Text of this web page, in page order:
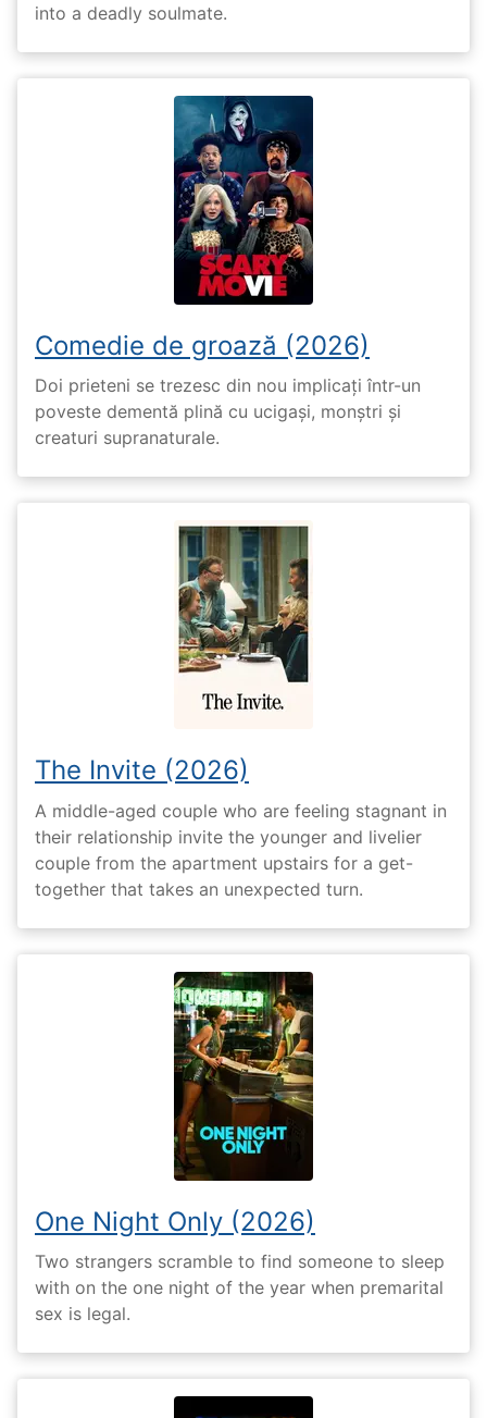
into a deadly soulmate.
Comedie de groază (2026)
Doi prieteni se trezesc din nou implicați într-un
poveste dementă plină cu ucigași, monștri și
creaturi supranaturale.
The Invite (2026)
A middle-aged couple who are feeling stagnant in
their relationship invite the younger and livelier
couple from the apartment upstairs for a get-
together that takes an unexpected turn.
One Night Only (2026)
Two strangers scramble to find someone to sleep
with on the one night of the year when premarital
sex is legal.